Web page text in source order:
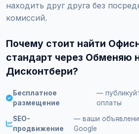
находить друг друга без
комиссий.
Почему стоит найти
стандарт через Обменяю
Дисконтбери?
Бесплатное
размещение
—
оплаты
SEO-
продвижение
— ваши
Google